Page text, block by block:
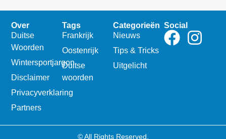
Over
Duitse
Woorden
Wintersportjargon
Disclaimer
Privacyverklaring
Partners
Tags
Frankrijk
Oostenrijk
Duitse
woorden
Categorieën
Nieuws
Tips & Tricks
Uitgelicht
Social
© All Rights Reserved.